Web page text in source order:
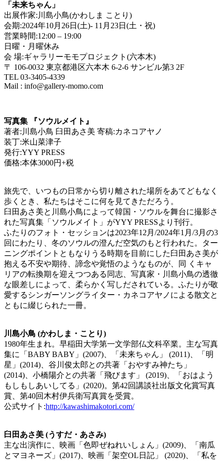
「未来ちゃん」
出展作家:川島小鳥(かわしま ことり)
会期:2024年10月26日(土)- 11月23日(土・祝)
営業時間:12:00 – 19:00
日曜・月曜休み
会 場:ギャラリーモモプロジェクト(六本木)
〒 106-0032 東京都港区六本木 6-2-6 サンビル第3 2F
TEL 03-3405-4339
Mail : info@gallery-momo.com
写真集 『ソウルメイト』
著者:川島小鳥 臼田あさ美 寄稿:カネコアヤノ
装丁:米山菜津子
発行:YYY PRESS
価格:本体3000円+税
旅先で、いつもの日常から切り離された場所をあてどもなく
歩くとき、私たちはそこに何を見てきただろう。
臼田あさ美と川島小鳥によって韓国・ソウルを舞台に撮影さ
れた写真集「ソウルメイト」がYYY PRESSより刊行。
ふたりのフォト・セッションは2023年12月/2024年1月/3月の3
回にわたり、冬のソウルの澄んだ空気のもと行われた。ター
ニングポイントともなりうる時期を目前にした臼田あさ美が
抱える不安や期待、諦念や覚悟のようなものが、同 くキャ
リアの転換期を迎えつつある同志、写真家・川島小鳥の透徹
な眼差しによって、柔らかく写しだされている。ふたりが敬
愛するシンガーソングライター・カネコアヤノによる散文と
ともに綴じられた一冊。
川島小鳥 (かわしま・ことり)
1980年生まれ。早稲田大学第一文学部仏文科卒業。主な写真
集に「BABY BABY」(2007)、「未来ちゃん」 (2011)、「明
星」(2014)、谷川俊太郎との共著「おやすみ神たち」
(2014)、小橋陽介との共著「飛びます」 (2019)、「おはよう
もしもしあいしてる」(2020)。第42回講談社出版文化賞写真
賞、第40回木村伊兵衛写真賞を受賞。
公式サイト:http://kawashimakotori.com/
臼田あさ美 (うすだ・あさみ)
主な出演作に、映画「色即ぜねれいしょん」(2009)、「南瓜
とマヨネーズ」(2017)、映画「架空OL日記」 (2020)、「私を